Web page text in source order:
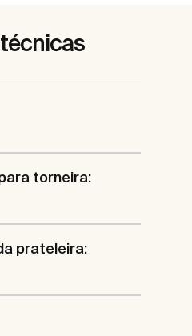
torneira:
prateleira: